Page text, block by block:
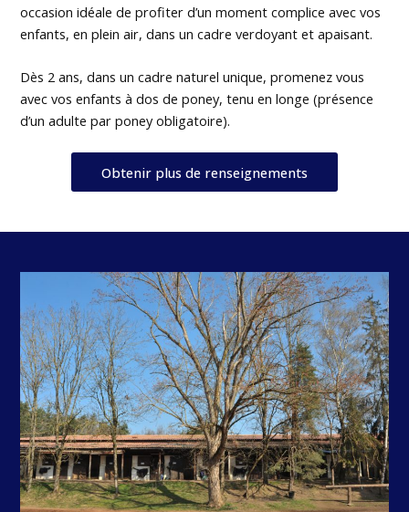
occasion idéale de profiter d’un moment complice avec vos
enfants, en plein air, dans un cadre verdoyant et apaisant.
Dès 2 ans, dans un cadre naturel unique, promenez vous
avec vos enfants à dos de poney, tenu en longe (présence
d’un adulte par poney obligatoire).
Obtenir plus de renseignements